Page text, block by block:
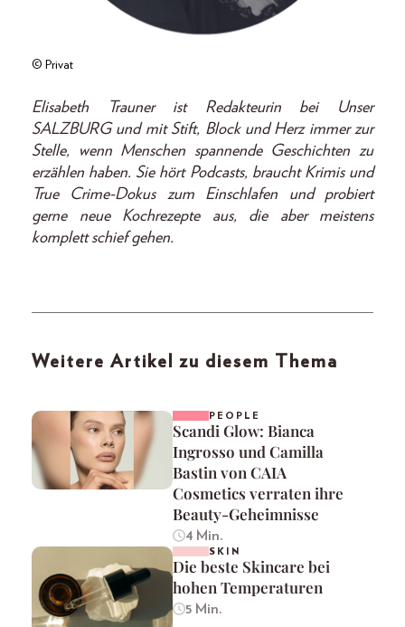
© Privat
Elisabeth Trauner ist Redakteurin bei Unser
SALZBURG und mit Stift, Block und Herz immer zur
Stelle, wenn Menschen spannende Geschichten zu
erzählen haben. Sie hört Podcasts, braucht Krimis und
True Crime-Dokus zum Einschlafen und probiert
gerne neue Kochrezepte aus, die aber meistens
komplett schief gehen.
Weitere Artikel zu diesem Thema
PEOPLE
Scandi Glow: Bianca
Ingrosso und Camilla
Bastin von CAIA
Cosmetics verraten ihre
Beauty-Geheimnisse
4 Min.
SKIN
Die beste Skincare bei
hohen Temperaturen
5 Min.